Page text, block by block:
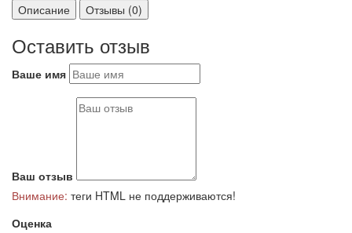
Описание
Отзывы (0)
Оставить отзыв
Ваше имя
Ваш отзыв
Внимание: теги HTML не поддерживаются!
Оценка